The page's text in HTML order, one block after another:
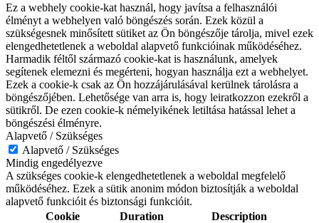
Ez a webhely cookie-kat használ, hogy javítsa a felhasználói
élményt a webhelyen való böngészés során. Ezek közül a
szükségesnek minősített sütiket az Ön böngészője tárolja, mivel ezek
elengedhetetlenek a weboldal alapvető funkcióinak működéséhez.
Harmadik féltől származó cookie-kat is használunk, amelyek
segítenek elemezni és megérteni, hogyan használja ezt a webhelyet.
Ezek a cookie-k csak az Ön hozzájárulásával kerülnek tárolásra a
böngészőjében. Lehetősége van arra is, hogy leiratkozzon ezekről a
sütikről. De ezen cookie-k némelyikének letiltása hatással lehet a
böngészési élményre.
Alapvető / Szükséges
Alapvető / Szükséges
Mindig engedélyezve
A szükséges cookie-k elengedhetetlenek a weboldal megfelelő
működéséhez. Ezek a sütik anonim módon biztosítják a weboldal
alapvető funkcióit és biztonsági funkcióit.
Cookie
Duration Description